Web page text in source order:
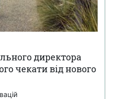
директора
чекати від нового